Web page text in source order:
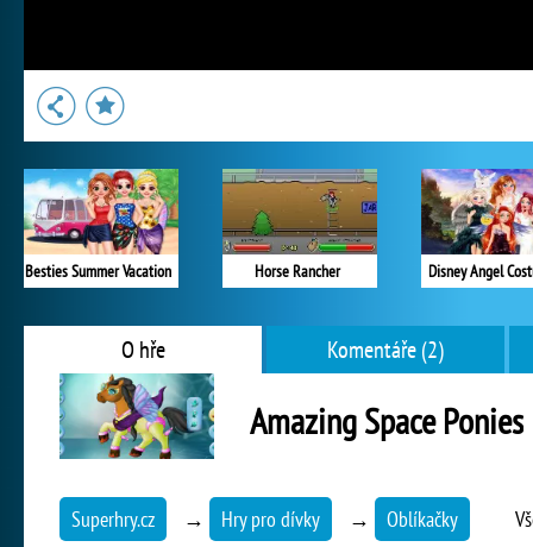
Besties Summer Vacation Horse Rancher Disney Angel
O hře Komentáře (2)
Amazing Space Ponies
Superhry.cz → Hry pro dívky → Oblíkačky